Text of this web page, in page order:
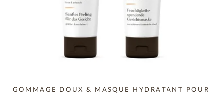
GOMMAGE DOUX & MASQUE HYDRATANT POUR